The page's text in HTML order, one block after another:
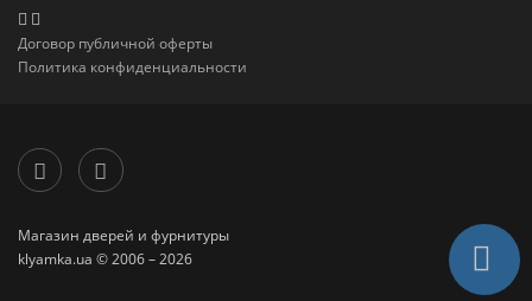
Договор публичной оферты
Политика конфиденциальности
Магазин дверей и фурнитуры
klyamka.ua © 2006 – 2026